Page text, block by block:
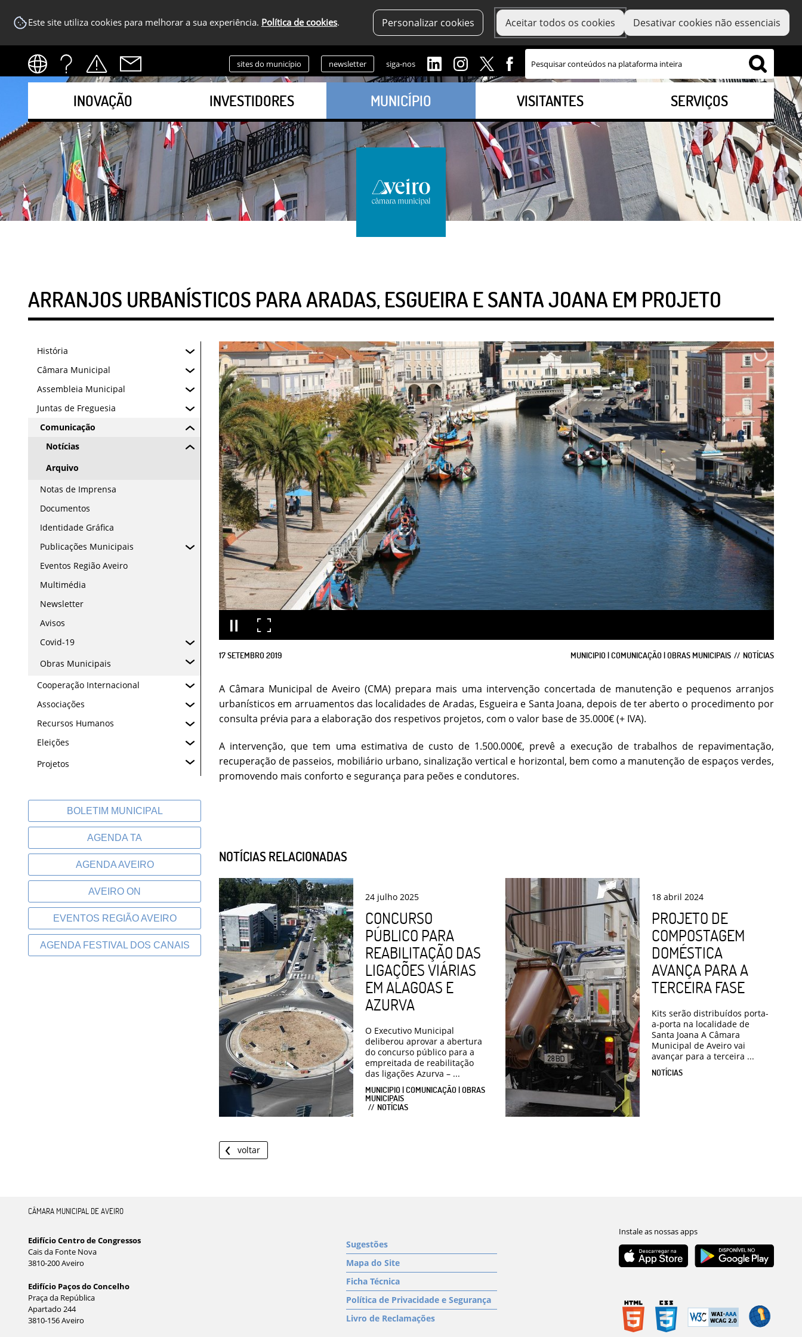
Este site utiliza cookies para melhorar a sua experiência. Política de cookies. Personalizar cookies Aceitar todos os cookies Desativar cookies não essenciais
sites do município newsletter siga-nos
INOVAÇÃO INVESTIDORES MUNICÍPIO VISITANTES SERVIÇOS
ARRANJOS URBANÍSTICOS PARA ARADAS, ESGUEIRA E SANTA JOANA EM PROJETO
História
Câmara Municipal
Assembleia Municipal
Juntas de Freguesia
Comunicação
Notícias
Arquivo
Notas de Imprensa
Documentos
Identidade Gráfica
Publicações Municipais
Eventos Região Aveiro
Multimédia
Newsletter
Avisos
Covid-19
Obras Municipais
Cooperação Internacional
Associações
Recursos Humanos
Eleições
Projetos
BOLETIM MUNICIPAL
AGENDA TA
AGENDA AVEIRO
AVEIRO ON
EVENTOS REGIÃO AVEIRO
AGENDA FESTIVAL DOS CANAIS
17SETEMBRO2019 MUNICIPIO | COMUNICAÇÃO | OBRAS MUNICIPAIS NOTÍCIAS
A Câmara Municipal de Aveiro (CMA) prepara mais uma intervenção concertada de manutenção e pequenos arranjos
urbanísticos em arruamentos das localidades de Aradas, Esgueira e Santa Joana, depois de ter aberto o procedimento por
consulta prévia para a elaboração dos respetivos projetos, com o valor base de 35.000€ (+ IVA).
A intervenção, que tem uma estimativa de custo de 1.500.000€, prevê a execução de trabalhos de repavimentação,
recuperação de passeios, mobiliário urbano, sinalização vertical e horizontal, bem como a manutenção de espaços verdes,
promovendo mais conforto e segurança para peões e condutores.
NOTÍCIAS RELACIONADAS
24 julho 2025
CONCURSO
PÚBLICO PARA
REABILITAÇÃO DAS
LIGAÇÕES VIÁRIAS
EM ALAGOAS E
AZURVA
O Executivo Municipal
deliberou aprovar a abertura
do concurso público para a
empreitada de reabilitação
das ligações Azurva – ...
MUNICIPIO | COMUNICAÇÃO | OBRAS
MUNICIPAIS
NOTÍCIAS
18 abril 2024
PROJETO DE
COMPOSTAGEM
DOMÉSTICA
AVANÇA PARA A
TERCEIRA FASE
Kits serão distribuídos porta-
a-porta na localidade de
Santa Joana A Câmara
Municipal de Aveiro vai
avançar para a terceira ...
NOTÍCIAS
voltar
CÂMARA MUNICIPAL DE AVEIRO
Edifício Centro de Congressos
Cais da Fonte Nova
3810-200 Aveiro
Edifício Paços do Concelho
Praça da República
Apartado 244
3810-156 Aveiro
Sugestões
Mapa do Site
Ficha Técnica
Política de Privacidade e Segurança
Livro de Reclamações